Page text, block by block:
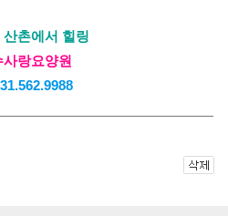
산촌에서 힐링
사랑요양원